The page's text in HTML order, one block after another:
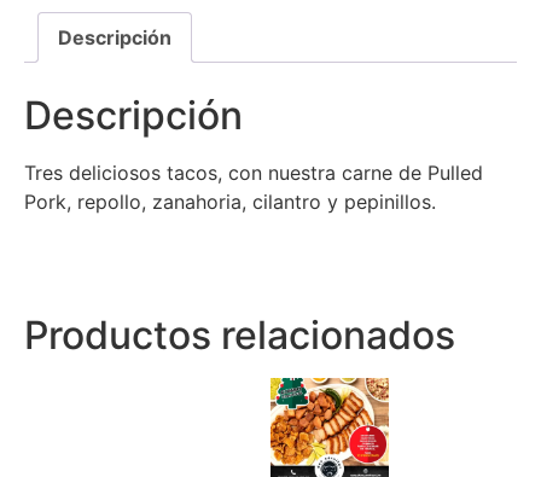
Productos relacionados
Descripción
Descripción
Tres deliciosos tacos, con nuestra carne de Pulled
Pork, repollo, zanahoria, cilantro y pepinillos.